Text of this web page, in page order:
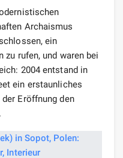
Archaismus
ein
rufen, und waren bei
2004 entstand in
ein erstaunliches
Eröffnung den